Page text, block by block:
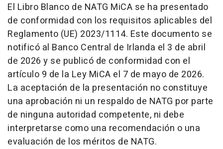
El Libro Blanco de NATG MiCA se ha presentado
de conformidad con los requisitos aplicables del
Reglamento (UE) 2023/1114. Este documento se
notificó al Banco Central de Irlanda el 3 de abril
de 2026 y se publicó de conformidad con el
artículo 9 de la Ley MiCA el 7 de mayo de 2026.
La aceptación de la presentación no constituye
una aprobación ni un respaldo de NATG por parte
de ninguna autoridad competente, ni debe
interpretarse como una recomendación o una
evaluación de los méritos de NATG.